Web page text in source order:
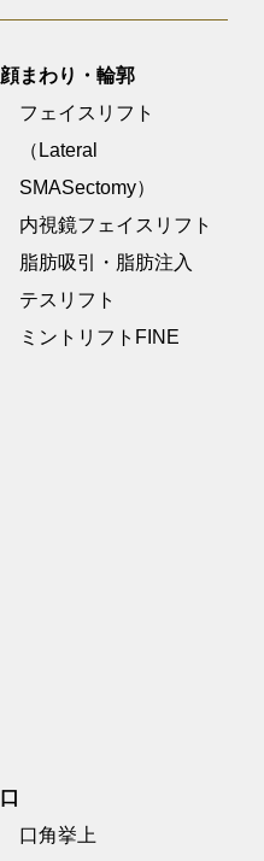
顔まわり・輪郭
フェイスリフト
（Lateral
SMASectomy）
内視鏡フェイスリフト
脂肪吸引・脂肪注入
テスリフト
ミントリフトFINE
口
口角挙上